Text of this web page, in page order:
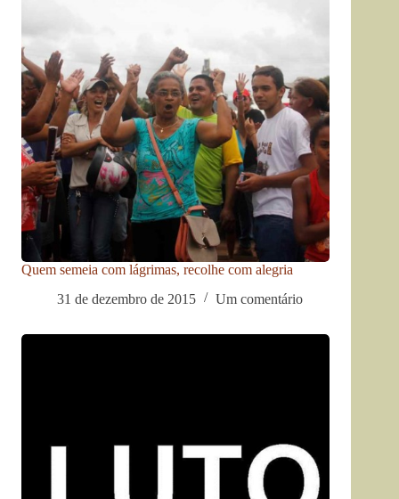
Quem semeia com lágrimas, recolhe com alegria
31 de dezembro de 2015
Um comentário